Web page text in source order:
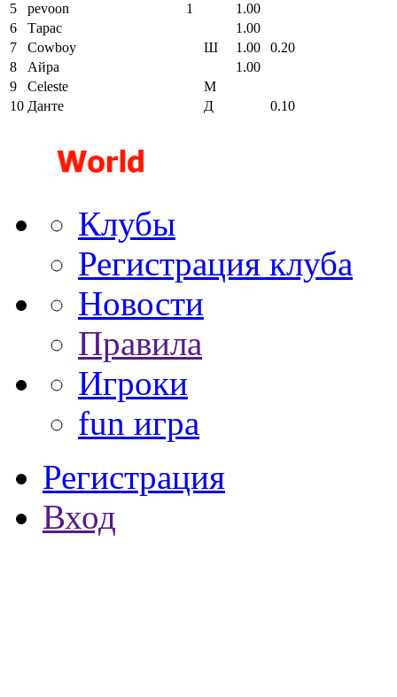
5
pevoon 1
1.00
6
Тарас
1.00
7
Cowboy Ш 1.00
0.20
8
Айра
1.00
9
Celeste
М
10 Данте Д 0.10
Клубы
Регистрация клуба
Новости
Правила
Игроки
fun игра
Регистрация
Вход